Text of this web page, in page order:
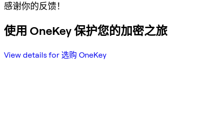
感谢你的反馈！
使用 OneKey 保护您的加密之旅
View details for 选购 OneKey